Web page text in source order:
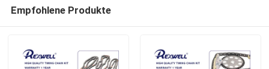
Empfohlene Produkte